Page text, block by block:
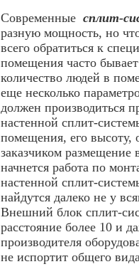
Современные сплит-
разную мощность, но
всего обратиться к
помещения часто
количество людей в
еще несколько
должен производиться
настенной сплит-
помещения, его высоту,
заказчиком размещение
начнется работа по
настенной сплит-
найдутся далеко не у
Внешний блок сплит-
расстояние более 10 и
производителя
не испортит общего